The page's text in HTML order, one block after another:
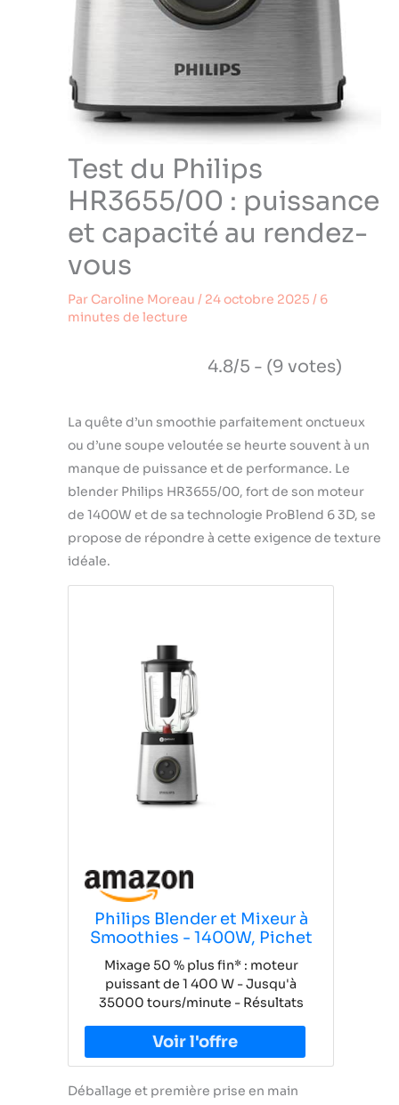
Test du Philips
HR3655/00 : puissance
et capacité au rendez-
vous
Par Caroline Moreau / 24 octobre 2025 / 6
minutes de lecture
4.8/5 - (9 votes)
La quête d’un smoothie parfaitement onctueux
ou d’une soupe veloutée se heurte souvent à un
manque de puissance et de performance. Le
blender Philips HR3655/00, fort de son moteur
de 1400W et de sa technologie ProBlend 6 3D, se
propose de répondre à cette exigence de texture
idéale.
Philips Blender et Mixeur à
Smoothies - 1400W, Pichet
en Verre de 2L, Appli
Recettes, Vitesse Variable,
ProBlend 6 3D (HR3655/00)
Mixage 50 % plus fin* : moteur
puissant de 1 400 W - Jusqu'à
35000 tours/minute - Résultats
vitesse réglable, fonction Pulse et
programme préréglé pour
Blender à smoothie avec grand
Déballage et première prise en main